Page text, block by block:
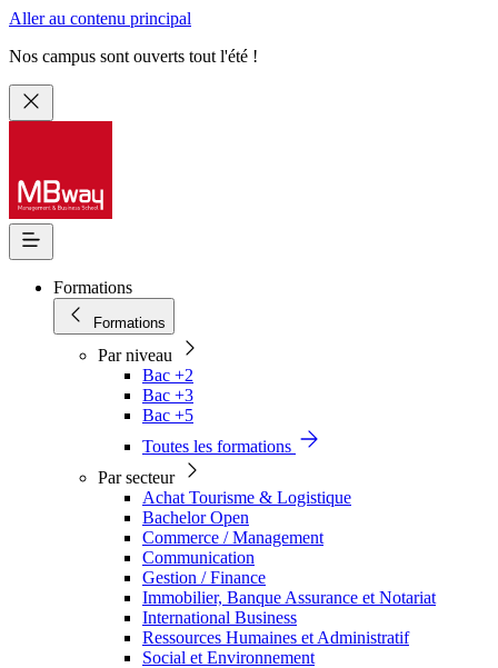
Aller au contenu principal
Nos campus sont ouverts tout l'été !
Formations
Formations
Par niveau
Bac +2
Bac +3
Bac +5
Toutes les formations
Par secteur
Achat Tourisme & Logistique
Bachelor Open
Commerce / Management
Communication
Gestion / Finance
Immobilier, Banque Assurance et Notariat
International Business
Ressources Humaines et Administratif
Social et Environnement